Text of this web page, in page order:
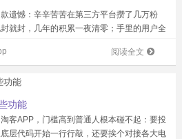
憾：辛辛苦苦在第三方平台攒了几万粉
就封，几年的积累一夜清零；手里的用户全
业从“...
阅读全文
功能
APP，门槛高到普通人根本碰不起：要投
层代码开始一行行敲，还要挨个对接各大电